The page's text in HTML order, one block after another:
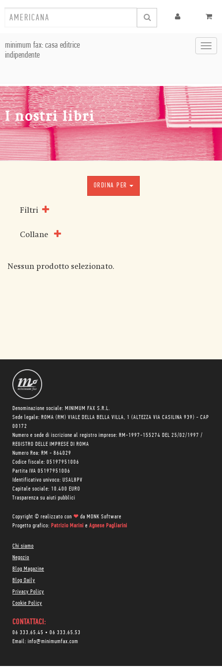
minimum fax: casa editrice
indipendente
I nostri libri
ORDINA PER
Filtri
Collane
Nessun prodotto selezionato.
Denominazione sociale: MINIMUM FAX S.R.L.
Sede legale: ROMA (RM) VIALE DELLA BELLA VILLA, 1 (ALTEZZA VIA CASILINA 939) - CAP
00172
Numero e sede di iscrizione al registro imprese: RM-1997-155274 DEL 25/02/1997 /
REGISTRO DELLE IMPRESE DI ROMA
Numero Rea: RM - 864029
Codice fiscale: 05197951006
Partita IVA 05197951006
Identificativo univoco: USAL8PV
Capitale sociale: 10.400 EURO
Trasparenza su aiuti pubblici
Copyright © realizzato con ❤ da MONK Software
Progetto grafico: Patrizio Marini e Agnese Pagliarini
Chi siamo
Negozio
Blog Magazine
Blog Daily
Privacy Policy
Cookie Policy
CONTATTACI:
06 333.65.45 • 06 333.65.53
Email: info@minimumfax.com